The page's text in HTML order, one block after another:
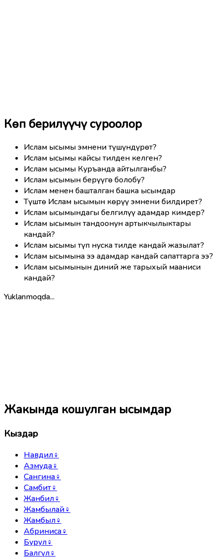
Көп берилүүчү суроолор
Ислам ысымы эмнени түшүндүрөт?
Ислам ысымы кайсы тилден келген?
Ислам ысымы Куръанда айтылганбы?
Ислам ысымын берүүгө болобу?
Ислам менен башталган башка ысымдар
Түштө Ислам ысымын көрүү эмнени билдирет?
Ислам ысымындагы белгилүү адамдар кимдер?
Ислам ысымын тандоонун артыкчылыктары
кандай?
Ислам ысымы түп нуска тилде кандай жазылат?
Ислам ысымына ээ адамдар кандай сапаттарга ээ?
Ислам ысымынын диний же тарыхый мааниси
кандай?
Yuklanmoqda...
Жакында кошулган ысымдар
Кыздар
Навдил♀
Азмуда♀
Сангина♀
Самбит♀
Жанбил♀
Жамбылай♀
Жамбыл♀
Абриниса♀
Бурул♀
Балгүл♀